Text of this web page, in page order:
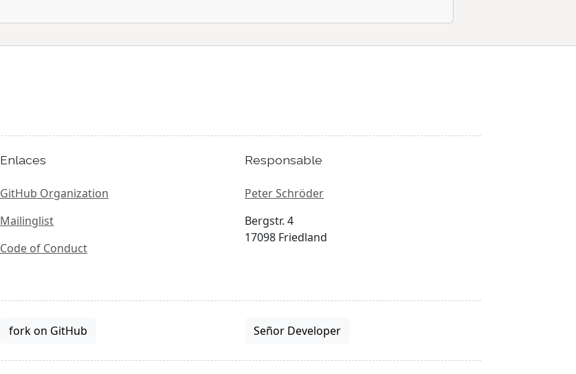
Enlaces
GitHub Organization
Mailinglist
Code of Conduct
Responsable
Peter Schröder
Bergstr. 4
17098 Friedland
fork on GitHub Señor Developer